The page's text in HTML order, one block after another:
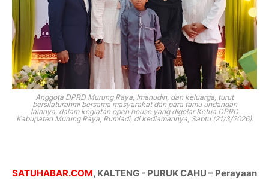
Anggota DPRD Murung Raya, Imanudin, dan keluarga, turut
bersilaturahmi bersama masyarakat dan para tamu undangan
lainnya, dalam kegiatan open house yang digelar Ketua DPRD
Kabupaten Murung Raya, Rumiadi, di kediamannya, Sabtu (21/3/2026).
SATUHABAR.COM, KALTENG - PURUK CAHU – Perayaan